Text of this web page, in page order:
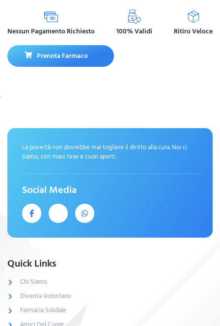
Nessun Pagamento Richiesto 100% Validi Ritiro Veloce
Prenota Farmaco
La povertà non dovrebbe mai togliere il diritto alla cura. Noi ci
siamo, con mani tese e cuori aperti.
Social Media
Quick Links
Chi Siamo
Diventa Volontario
Farmacia Solidale